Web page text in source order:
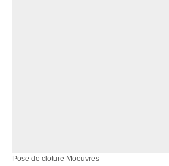
Pose de cloture Moeuvres